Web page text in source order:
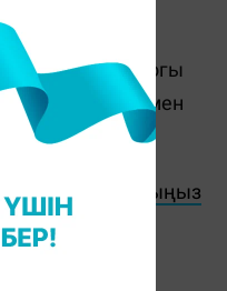
Әлем кубогы
қола жүлдемен
біліп отырғыңыз
жазылыңыз!